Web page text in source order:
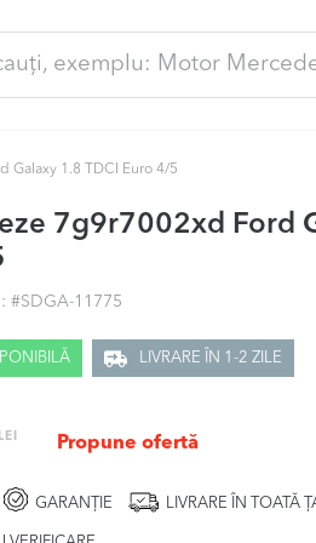
Galaxy 1.8 TDCI Euro 4/5
7g9r7002xd Ford
#SDGA-11775
LIVRARE ÎN 1-2 ZILE
LEI Propune ofertă
GARANȚIE LIVRARE ÎN TOATĂ